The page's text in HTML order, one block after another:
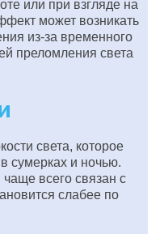
или при взгляде на
может возникать
из-за временного
преломления света
света, которое
сумерках и ночью.
всего связан с
слабее по